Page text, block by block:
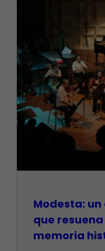
Modesta:
que resuena
memoria